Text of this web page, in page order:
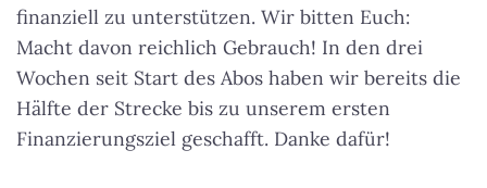
finanziell zu unterstützen. Wir bitten Euch:
Macht davon reichlich Gebrauch! In den drei
Wochen seit Start des Abos haben wir bereits die
Hälfte der Strecke bis zu unserem ersten
Finanzierungsziel geschafft. Danke dafür!